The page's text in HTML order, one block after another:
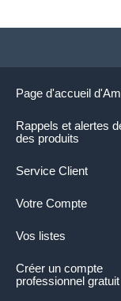
Page d'accueil
Rappels et alertes
des produits
Service Client
Votre Compte
Vos listes
Créer un compte
professionnel gratuit